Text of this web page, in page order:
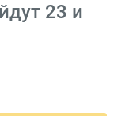
23 и